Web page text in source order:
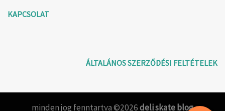
KAPCSOLAT
ÁLTALÁNOS SZERZŐDÉSI FELTÉTELEK
minden jog fenntartva ©2026deli skate blog